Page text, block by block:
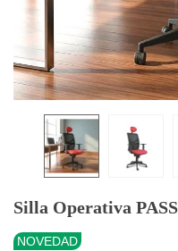
Silla Operativa
NOVEDAD